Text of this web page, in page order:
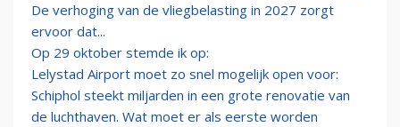
De verhoging van de vliegbelasting in 2027 zorgt
ervoor dat...
Op 29 oktober stemde ik op:
Lelystad Airport moet zo snel mogelijk open voor:
Schiphol steekt miljarden in een grote renovatie van
de luchthaven. Wat moet er als eerste worden